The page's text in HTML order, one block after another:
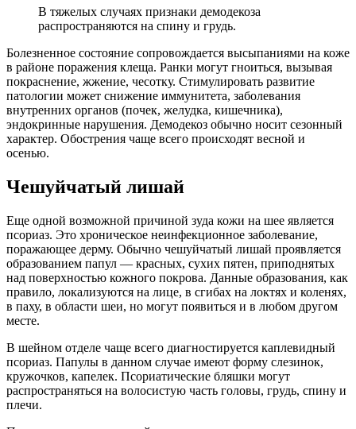
В тяжелых случаях признаки демодекоза
распространяются на спину и грудь.
Болезненное состояние сопровождается высыпаниями на коже
в районе поражения клеща. Ранки могут гноиться, вызывая
покраснение, жжение, чесотку. Стимулировать развитие
патологии может снижение иммунитета, заболевания
внутренних органов (почек, желудка, кишечника),
эндокринные нарушения. Демодекоз обычно носит сезонный
характер. Обострения чаще всего происходят весной и
осенью.
Чешуйчатый лишай
Еще одной возможной причиной зуда кожи на шее является
псориаз. Это хроническое неинфекционное заболевание,
поражающее дерму. Обычно чешуйчатый лишай проявляется
образованием папул — красных, сухих пятен, приподнятых
над поверхностью кожного покрова. Данные образования, как
правило, локализуются на лице, в сгибах на локтях и коленях,
в паху, в области шеи, но могут появиться и в любом другом
месте.
В шейном отделе чаще всего диагностируется каплевидный
псориаз. Папулы в данном случае имеют форму слезинок,
кружочков, капелек. Псориатические бляшки могут
распространяться на волосистую часть головы, грудь, спину и
плечи.